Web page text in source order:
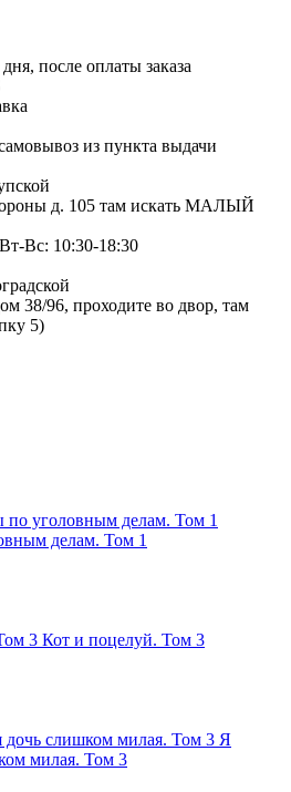
после оплаты заказа
из пункта выдачи
д. 105 там искать МАЛЫЙ
Вс: 10:30-18:30
38/96, проходите во двор, там
5)
делам. Том 1
Кот и поцелуй. Том 3
Я
милая. Том 3